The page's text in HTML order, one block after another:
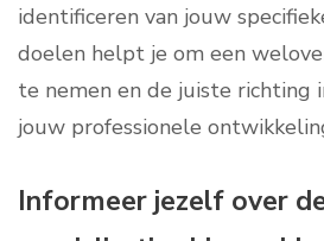
identificeren van jouw
doelen helpt je om een
te nemen en de juiste richting
jouw professionele
Informeer jezelf over